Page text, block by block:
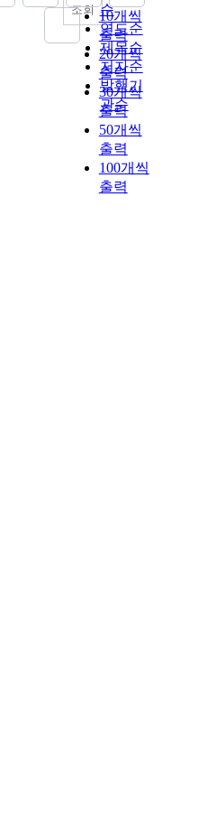
순
연도순
제목순
저자순
발행기
관순
10개씩
출력
20개씩
출력
30개씩
출력
50개씩
출력
100개씩
출력
조회